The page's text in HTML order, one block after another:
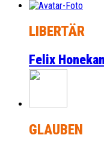
LIBERTÄR
Felix
GLAUBEN